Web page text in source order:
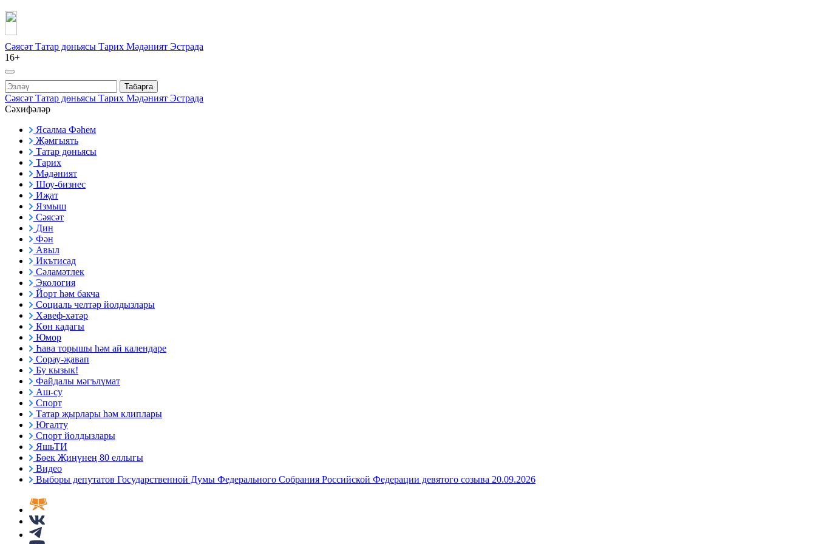
Сәясәт Татар дөньясы Тарих Мәдәният Эстрада
16+
Табарга
Сәясәт Татар дөньясы Тарих Мәдәният Эстрада
Сәхифәләр
Ясалма Фәһем
Җәмгыять
Татар дөньясы
Тарих
Мәдәният
Шоу-бизнес
Иҗат
Язмыш
Сәясәт
Дин
Фән
Авыл
Икътисад
Сәламәтлек
Экология
Йорт һәм бакча
Социаль челтәр йолдызлары
Хәвеф-хәтәр
Көн кадагы
Юмор
Һава торышы һәм ай календаре
Сорау-җавап
Бу кызык!
Файдалы мәгълүмат
Аш-су
Спорт
Татар җырлары һәм клиплары
Югалту
Спорт йолдызлары
ЯшьТИ
Бөек Җиңүнең 80 еллыгы
Видео
Выборы депутатов Государственной Думы Федерального Собрания Российской Федерации девятого созыва 20.09.2026